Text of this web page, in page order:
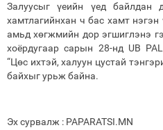
Залуусыг үеийн үед байлдан
хамтлагийнхан ч бас хамт
амьд хөгжмийн дор эгшиглэнэ
хоёрдугаар сарын 28-нд UB
“Цөс ихтэй, халуун цустай
байхыг урьж байна.
Эх сурвалж : PAPARATSI.MN